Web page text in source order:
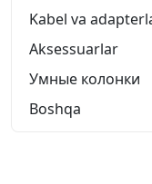
Kabel va
Aksessuarlar
Умные колонки
Boshqa